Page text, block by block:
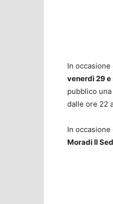
In
venerdì 29
pubblico una
dalle ore 22
In
Moradi Il